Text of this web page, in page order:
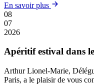
En savoir plus
08
07
2026
Apéritif estival dans
Arthur Lionel-Marie,
Paris, a le plaisir de vous